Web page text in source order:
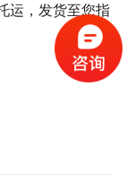
运，发货至您指